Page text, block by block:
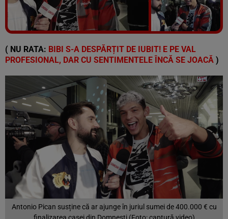
Vezi galeria foto
7 poze
( NU RATA: BIBI S-A DESPĂRȚIT DE IUBIT! E PE VAL
PROFESIONAL, DAR CU SENTIMENTELE ÎNCĂ SE JOACĂ )
Antonio Pican susține că ar ajunge în juriul sumei de 400.000 € cu
finalizarea casei din Domnești (Foto: captură video)